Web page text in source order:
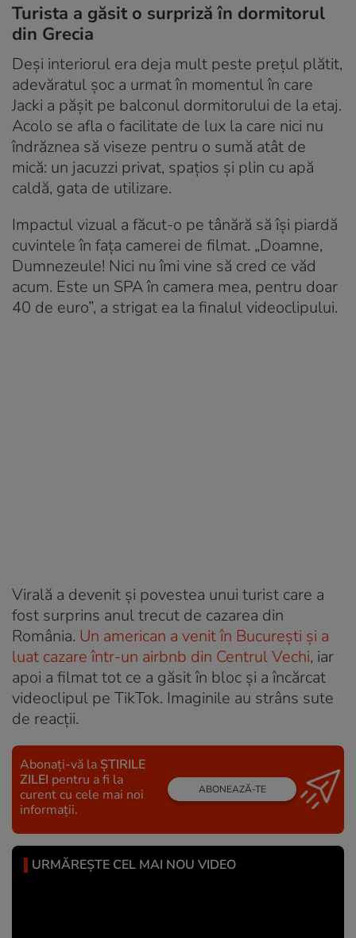
Turista a găsit o surpriză în dormitorul
din Grecia
Deși interiorul era deja mult peste prețul plătit,
adevăratul șoc a urmat în momentul în care
Jacki a pășit pe balconul dormitorului de la etaj.
Acolo se afla o facilitate de lux la care nici nu
îndrăznea să viseze pentru o sumă atât de
mică: un jacuzzi privat, spațios și plin cu apă
caldă, gata de utilizare.
Impactul vizual a făcut-o pe tânără să își piardă
cuvintele în fața camerei de filmat. „Doamne,
Dumnezeule! Nici nu îmi vine să cred ce văd
acum. Este un SPA în camera mea, pentru doar
40 de euro”, a strigat ea la finalul videoclipului.
Virală a devenit și povestea unui turist care a
fost surprins anul trecut de cazarea din
România. Un american a venit în București și a
luat cazare într-un airbnb din Centrul Vechi, iar
apoi a filmat tot ce a găsit în bloc și a încărcat
videoclipul pe TikTok. Imaginile au strâns sute
de reacții.
Abonați-vă la ȘTIRILE
ZILEI pentru a fi la
curent cu cele mai noi
informații.
ABONEAZĂ-TE
URMĂREȘTE CEL MAI NOU VIDEO